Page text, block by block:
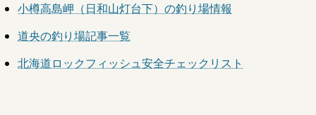
小樽高島岬（日和山灯台下）の釣り場情報
道央の釣り場記事一覧
北海道ロックフィッシュ安全チェックリスト